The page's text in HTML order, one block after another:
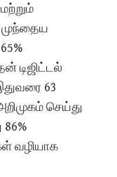
டிஜிட்டல்
63
செய்து
வழியாக